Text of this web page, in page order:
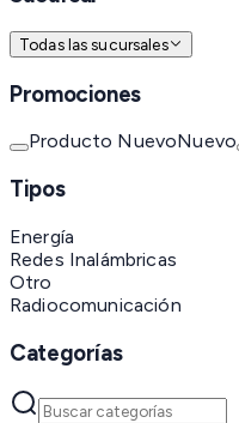
Todas las sucursales
Promociones
Producto NuevoNuevo
Tipos
Energía
Redes Inalámbricas
Otro
Radiocomunicación
Categorías